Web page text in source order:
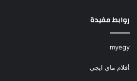
روابط مفيدة
myegy
أفلام ماي ايجي